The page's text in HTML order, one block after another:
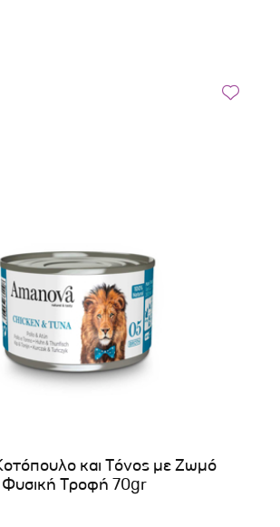
και Τόνος με Ζωμό
Φυσική Τροφή 70gr